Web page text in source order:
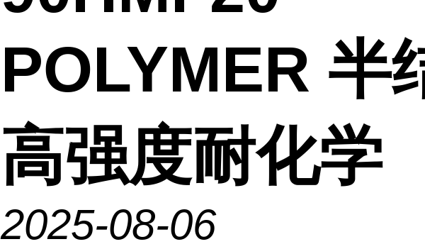
POLYMER 半
高强度耐化学
2025-08-06